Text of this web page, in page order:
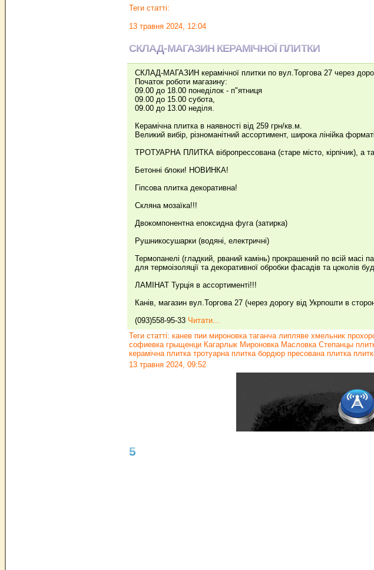
Теги статті:
13 травня 2024, 12:04
СКЛАД-МАГАЗИН КЕРАМІЧНОЇ ПЛИТКИ
СКЛАД-МАГАЗИН керамічної плитки по вул.Торгова 27 через
Початок роботи магазину:
09.00 до 18.00 понеділок - п"ятниця
09.00 до 15.00 субота,
09.00 до 13.00 неділя.
Керамічна плитка в наявності від 259 грн/кв.м.
Великий вибір, різноманітний ассортимент, широка лінійка
ТРОТУАРНА ПЛИТКА вібропрессована (старе місто, кірпічик), а
Бетонні блоки! НОВИНКА!
Гіпсова плитка декоративна!
Скляна мозаїка!!!
Двокомпонентна епоксидна фуга (затирка)
Рушникосушарки (водяні, електричні)
Термопанелі (гладкий, рваний камінь) прокрашений по всій масі
для термоізоляції та декоративної обробки фасадів та цоколів
ЛАМІНАТ Турція в ассортименті!!!
Канів, магазин вул.Торгова 27 (через дорогу від Укрпошти в
(093)558-95-33 Читати...
Теги статті: канев пии мироновка таганча липляве хмельник
софиевка грыщенци Кагарлык Мироновка Масловка Степанцы
керамічна плитка тротуарна плитка бордюр пресована плитка
13 травня 2024, 09:52
5